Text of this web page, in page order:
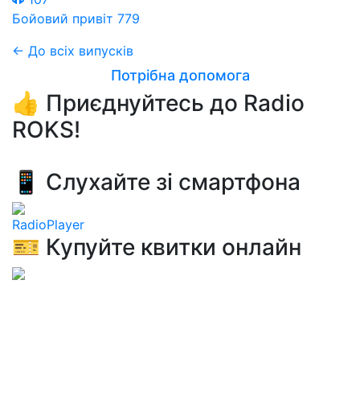
Бойовий привіт 779
← До всіх випусків
Потрібна допомога
👍 Приєднуйтесь до Radio
ROKS!
📱 Слухайте зі смартфона
RadioPlayer
🎫 Купуйте квитки онлайн